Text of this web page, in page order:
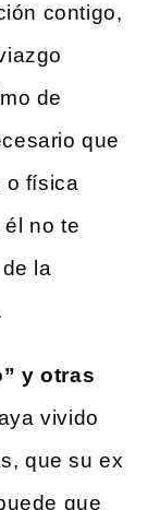
contigo,
de
que
o física
no te
la
y otras
vivido
que su ex
que